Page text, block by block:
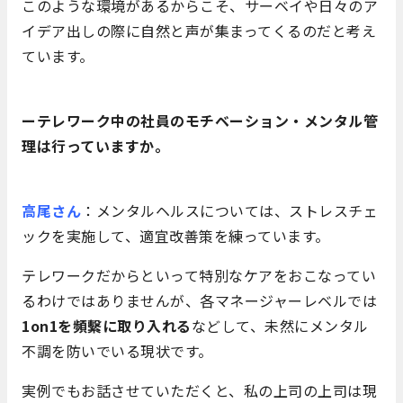
このような環境があるからこそ、サーベイや日々のア
イデア出しの際に自然と声が集まってくるのだと考え
ています。
ーテレワーク中の社員のモチベーション・メンタル管
理は行っていますか。
高尾さん ：メンタルヘルスについては、ストレスチェ
ックを実施して、適宜改善策を練っています。
テレワークだからといって特別なケアをおこなってい
るわけではありませんが、各マネージャーレベルでは
1on1を頻繫に取り入れるなどして、未然にメンタル
不調を防いでいる現状です。
実例でもお話させていただくと、私の上司の上司は現